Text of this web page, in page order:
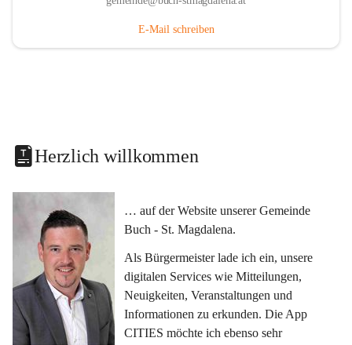
E-Mail schreiben
Herzlich willkommen
… auf der Website unserer Gemeinde
Buch - St. Magdalena.
Als Bürgermeister lade ich ein, unsere
digitalen Services wie Mitteilungen,
Neuigkeiten, Veranstaltungen und
Informationen zu erkunden. Die App
CITIES möchte ich ebenso sehr